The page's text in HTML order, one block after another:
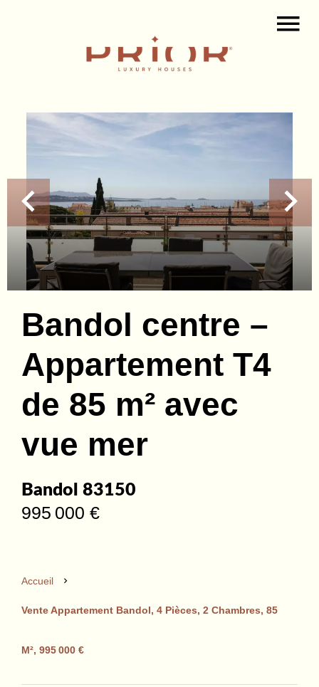
Bandol centre –
Appartement T4
de 85 m² avec
vue mer
Bandol 83150
995 000 €
Accueil
Vente Appartement Bandol, 4 Pièces, 2 Chambres, 85
M², 995 000 €